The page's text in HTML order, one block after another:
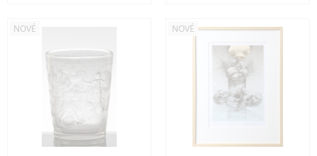
NOVÉ NOVÉ